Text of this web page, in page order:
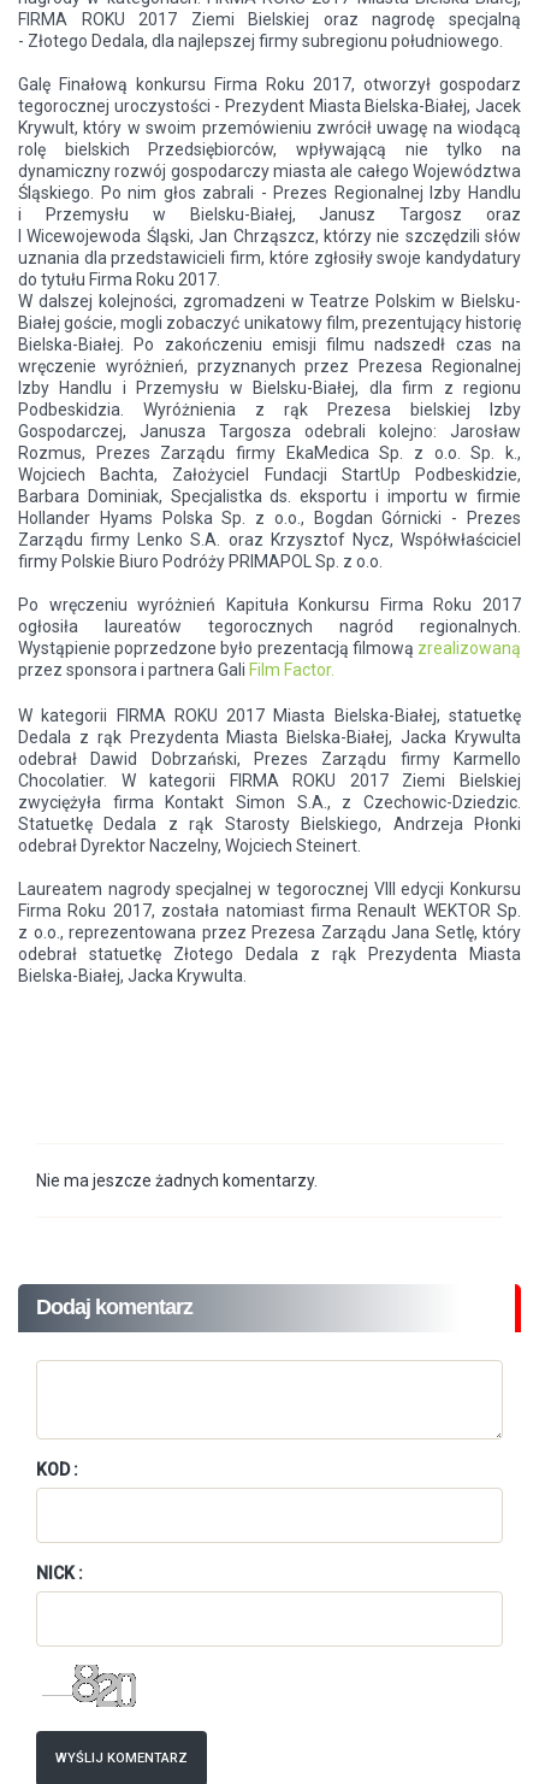
FIRMA ROKU 2017 Ziemi Bielskiej oraz nagrodę specjalną
- Złotego Dedala, dla najlepszej firmy subregionu południowego.
Galę Finałową konkursu Firma Roku 2017, otworzył gospodarz
tegorocznej uroczystości - Prezydent Miasta Bielska-Białej, Jacek
Krywult, który w swoim przemówieniu zwrócił uwagę na wiodącą
rolę bielskich Przedsiębiorców, wpływającą nie tylko na
dynamiczny rozwój gospodarczy miasta ale całego Województwa
Śląskiego. Po nim głos zabrali - Prezes Regionalnej Izby Handlu
i Przemysłu w Bielsku-Białej, Janusz Targosz oraz
I Wicewojewoda Śląski, Jan Chrząszcz, którzy nie szczędzili słów
uznania dla przedstawicieli firm, które zgłosiły swoje kandydatury
do tytułu Firma Roku 2017.
W dalszej kolejności, zgromadzeni w Teatrze Polskim w Bielsku-
Białej goście, mogli zobaczyć unikatowy film, prezentujący historię
Bielska-Białej. Po zakończeniu emisji filmu nadszedł czas na
wręczenie wyróżnień, przyznanych przez Prezesa Regionalnej
Izby Handlu i Przemysłu w Bielsku-Białej, dla firm z regionu
Podbeskidzia. Wyróżnienia z rąk Prezesa bielskiej Izby
Gospodarczej, Janusza Targosza odebrali kolejno: Jarosław
Rozmus, Prezes Zarządu firmy EkaMedica Sp. z o.o. Sp. k.,
Wojciech Bachta, Założyciel Fundacji StartUp Podbeskidzie,
Barbara Dominiak, Specjalistka ds. eksportu i importu w firmie
Hollander Hyams Polska Sp. z o.o., Bogdan Górnicki - Prezes
Zarządu firmy Lenko S.A. oraz Krzysztof Nycz, Współwłaściciel
firmy Polskie Biuro Podróży PRIMAPOL Sp. z o.o.
Po wręczeniu wyróżnień Kapituła Konkursu Firma Roku 2017
ogłosiła laureatów tegorocznych nagród regionalnych.
Wystąpienie poprzedzone było prezentacją filmową zrealizowaną
przez sponsora i partnera Gali Film Factor.
W kategorii FIRMA ROKU 2017 Miasta Bielska-Białej, statuetkę
Dedala z rąk Prezydenta Miasta Bielska-Białej, Jacka Krywulta
odebrał Dawid Dobrzański, Prezes Zarządu firmy Karmello
Chocolatier. W kategorii FIRMA ROKU 2017 Ziemi Bielskiej
zwyciężyła firma Kontakt Simon S.A., z Czechowic-Dziedzic.
Statuetkę Dedala z rąk Starosty Bielskiego, Andrzeja Płonki
odebrał Dyrektor Naczelny, Wojciech Steinert.
Laureatem nagrody specjalnej w tegorocznej VIII edycji Konkursu
Firma Roku 2017, została natomiast firma Renault WEKTOR Sp.
z o.o., reprezentowana przez Prezesa Zarządu Jana Setlę, który
odebrał statuetkę Złotego Dedala z rąk Prezydenta Miasta
Bielska-Białej, Jacka Krywulta.
Nie ma jeszcze żadnych komentarzy.
Dodaj komentarz
KOD :
NICK :
WYŚLIJ KOMENTARZ